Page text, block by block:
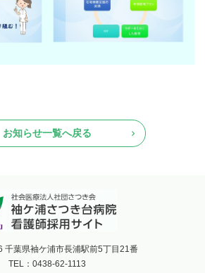
お知らせ一覧へ戻る
千葉県袖ケ浦市長浦駅前5丁目21番
TEL：0438-62-1113